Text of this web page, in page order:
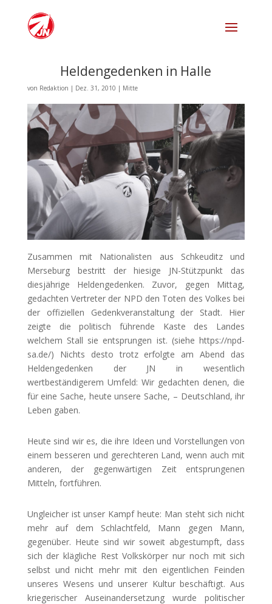
Heldengedenken in Halle
von Redaktion | Dez. 31, 2010 | Mitte
Zusammen mit Nationalisten aus Schkeuditz und
Merseburg bestritt der hiesige JN-Stützpunkt das
diesjährige Heldengedenken. Zuvor, gegen Mittag,
gedachten Vertreter der NPD den Toten des Volkes bei
der offiziellen Gedenkveranstaltung der Stadt.
Hier
zeigte die politisch führende Kaste des Landes
welchem Stall sie entsprungen ist. (siehe https://npd-
sa.de/) Nichts desto trotz erfolgte am Abend das
Heldengedenken der JN in wesentlich
wertbeständigerem Umfeld: Wir gedachten denen, die
für eine Sache, heute unsere Sache, – Deutschland, ihr
Leben gaben.
Heute sind wir es, die ihre Ideen und Vorstellungen von
einem besseren und gerechteren Land, wenn auch mit
anderen, der gegenwärtigen Zeit entsprungenen
Mitteln, fortführen.
Ungleicher ist unser Kampf heute: Man steht sich nicht
mehr auf dem Schlachtfeld, Mann gegen Mann,
gegenüber. Heute sind wir soweit abgestumpft, dass
sich der klägliche Rest Volkskörper nur noch mit sich
selbst und nicht mehr mit den eigentlichen Feinden
unseres Wesens und unserer Kultur beschäftigt. Aus
kriegerischer Auseinandersetzung wurde politischer